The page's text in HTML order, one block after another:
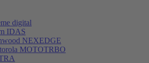
digital
IDAS
NEXEDGE
MOTOTRBO